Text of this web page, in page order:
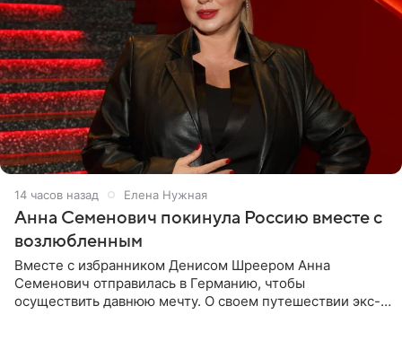
14 часов назад Елена Нужная
Анна Семенович покинула Россию вместе с
возлюбленным
Вместе с избранником Денисом Шреером Анна
Семенович отправилась в Германию, чтобы
осуществить давнюю мечту. О своем путешествии экс-